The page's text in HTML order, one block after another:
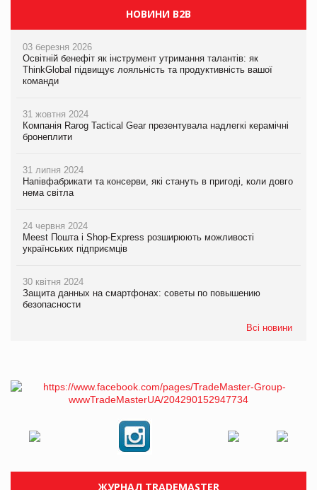
НОВИНИ B2B
03 березня 2026
Освітній бенефіт як інструмент утримання талантів: як
ThinkGlobal підвищує лояльність та продуктивність вашої
команди
31 жовтня 2024
Компанія Rarog Tactical Gear презентувала надлегкі керамічні
бронеплити
31 липня 2024
Напівфабрикати та консерви, які стануть в пригоді, коли довго
нема світла
24 червня 2024
Meest Пошта і Shop-Express розширюють можливості
українських підприємців
30 квітня 2024
Защита данных на смартфонах: советы по повышению
безопасности
Всі новини
ЖУРНАЛ TRADEMASTER